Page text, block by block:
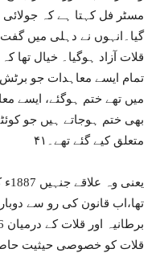
گیا۔انہوں نے دہلی میں گفت
تمام ایسے معاہدات جو
میں تھے ختم ہوگئے، ایسے
بھی ختم ہوجاتے ہیں جو
متعلق کیے گئے تھے۔۴۱
تھا،اب قانون کی رو سے